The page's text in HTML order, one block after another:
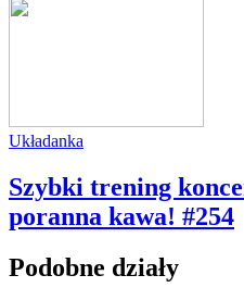
Układanka
Szybki trening
poranna kawa! #254
Podobne działy